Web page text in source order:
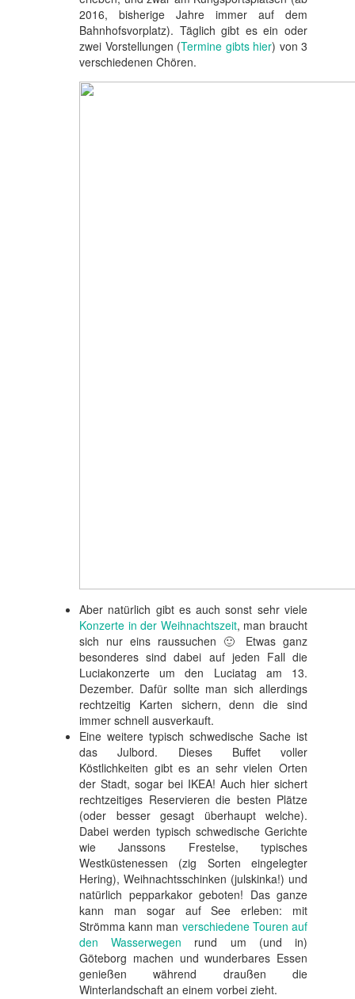
2016, bisherige Jahre immer auf dem
Bahnhofsvorplatz). Täglich gibt es ein oder
zwei Vorstellungen (Termine gibts hier) von 3
verschiedenen Chören.
Aber natürlich gibt es auch sonst sehr viele
Konzerte in der Weihnachtszeit, man braucht
sich nur eins raussuchen 🙂 Etwas ganz
besonderes sind dabei auf jeden Fall die
Luciakonzerte um den Luciatag am 13.
Dezember. Dafür sollte man sich allerdings
rechtzeitig Karten sichern, denn die sind
immer schnell ausverkauft.
Eine weitere typisch schwedische Sache ist
das Julbord. Dieses Buffet voller
Köstlichkeiten gibt es an sehr vielen Orten
der Stadt, sogar bei IKEA! Auch hier sichert
rechtzeitiges Reservieren die besten Plätze
(oder besser gesagt überhaupt welche).
Dabei werden typisch schwedische Gerichte
wie Janssons Frestelse, typisches
Westküstenessen (zig Sorten eingelegter
Hering), Weihnachtsschinken (julskinka!) und
natürlich pepparkakor geboten! Das ganze
kann man sogar auf See erleben: mit
Strömma kann man verschiedene Touren auf
den Wasserwegen rund um (und in)
Göteborg machen und wunderbares Essen
genießen während draußen die
Winterlandschaft an einem vorbei zieht.